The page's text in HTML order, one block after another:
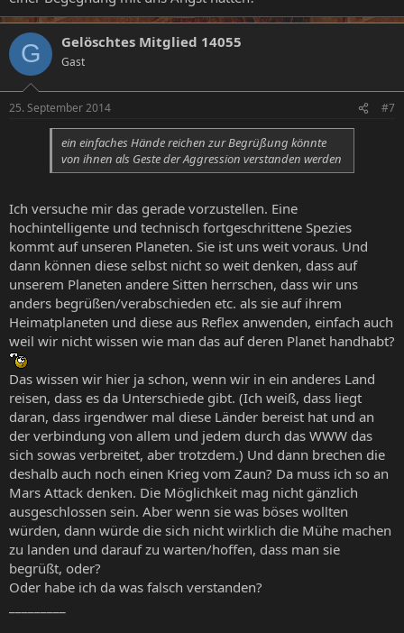
G Gelöschtes Mitglied 14055
Gast
25. September 2014 #7
ein einfaches Hände reichen zur Begrüßung könnte
von ihnen als Geste der Aggression verstanden werden
Ich versuche mir das gerade vorzustellen. Eine
hochintelligente und technisch fortgeschrittene Spezies
kommt auf unseren Planeten. Sie ist uns weit voraus. Und
dann können diese selbst nicht so weit denken, dass auf
unserem Planeten andere Sitten herrschen, dass wir uns
anders begrüßen/verabschieden etc. als sie auf ihrem
Heimatplaneten und diese aus Reflex anwenden, einfach auch
weil wir nicht wissen wie man das auf deren Planet handhabt?
Das wissen wir hier ja schon, wenn wir in ein anderes Land
reisen, dass es da Unterschiede gibt. (Ich weiß, dass liegt
daran, dass irgendwer mal diese Länder bereist hat und an
der verbindung von allem und jedem durch das WWW das
sich sowas verbreitet, aber trotzdem.) Und dann brechen die
deshalb auch noch einen Krieg vom Zaun? Da muss ich so an
Mars Attack denken. Die Möglichkeit mag nicht gänzlich
ausgeschlossen sein. Aber wenn sie was böses wollten
würden, dann würde die sich nicht wirklich die Mühe machen
zu landen und darauf zu warten/hoffen, dass man sie
begrüßt, oder?
Oder habe ich da was falsch verstanden?